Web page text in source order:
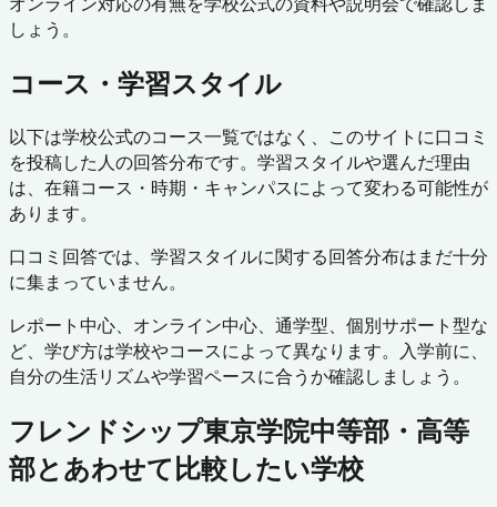
しょう。
コース・学習スタイル
以下は学校公式のコース一覧ではなく、このサイトに口コミ
を投稿した人の回答分布です。学習スタイルや選んだ理由
は、在籍コース・時期・キャンパスによって変わる可能性が
あります。
口コミ回答では、学習スタイルに関する回答分布はまだ十分
に集まっていません。
レポート中心、オンライン中心、通学型、個別サポート型な
ど、学び方は学校やコースによって異なります。入学前に、
自分の生活リズムや学習ペースに合うか確認しましょう。
フレンドシップ東京学院中等部・高等
部とあわせて比較したい学校